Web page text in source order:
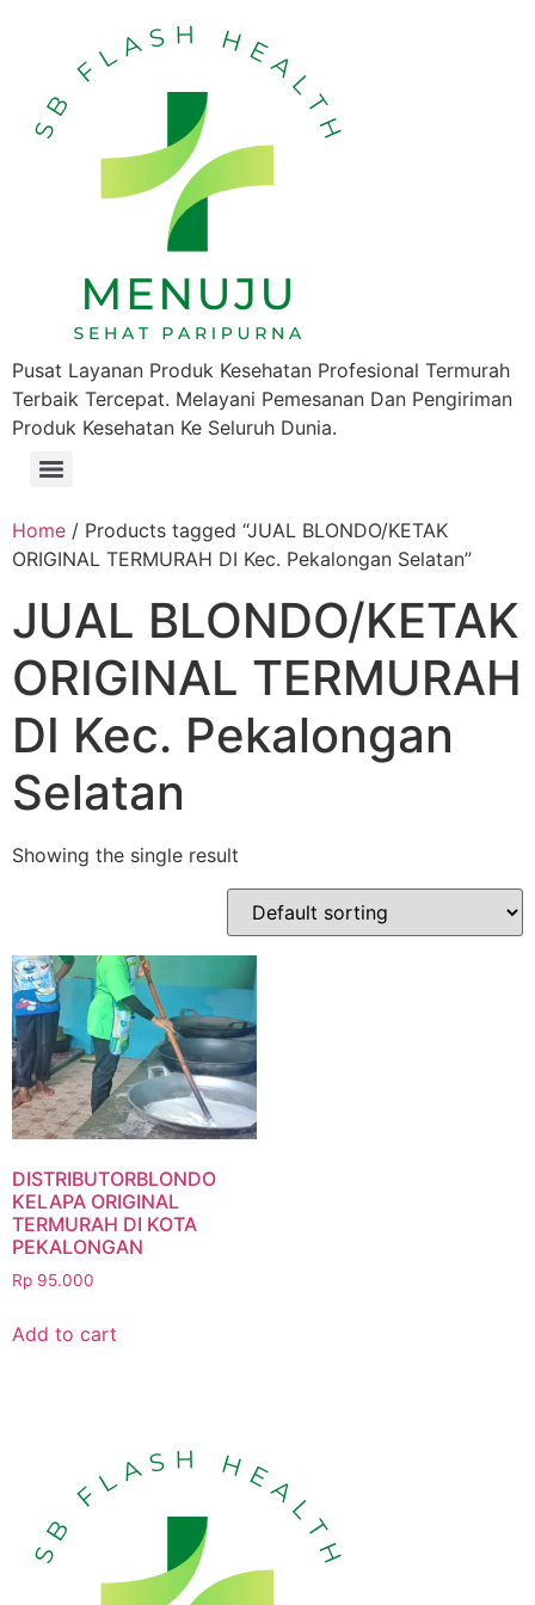
Pusat Layanan Produk Kesehatan Profesional Termurah
Terbaik Tercepat. Melayani Pemesanan Dan Pengiriman
Produk Kesehatan Ke Seluruh Dunia.
Home / Products tagged “JUAL BLONDO/KETAK
ORIGINAL TERMURAH DI Kec. Pekalongan Selatan”
JUAL BLONDO/KETAK
ORIGINAL TERMURAH
DI Kec. Pekalongan
Selatan
Showing the single result
DISTRIBUTORBLONDO
KELAPA ORIGINAL
TERMURAH DI KOTA
PEKALONGAN
Rp 95.000
Add to cart